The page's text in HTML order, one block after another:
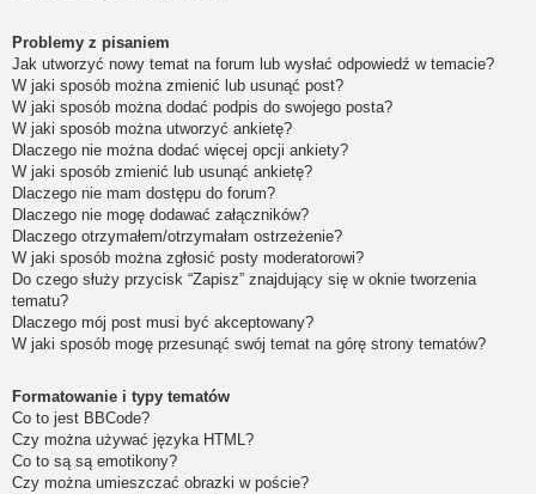
Problemy z pisaniem
Jak utworzyć nowy temat na forum lub wysłać odpowiedź w temacie?
W jaki sposób można zmienić lub usunąć post?
W jaki sposób można dodać podpis do swojego posta?
W jaki sposób można utworzyć ankietę?
Dlaczego nie można dodać więcej opcji ankiety?
W jaki sposób zmienić lub usunąć ankietę?
Dlaczego nie mam dostępu do forum?
Dlaczego nie mogę dodawać załączników?
Dlaczego otrzymałem/otrzymałam ostrzeżenie?
W jaki sposób można zgłosić posty moderatorowi?
Do czego służy przycisk “Zapisz” znajdujący się w oknie tworzenia
tematu?
Dlaczego mój post musi być akceptowany?
W jaki sposób mogę przesunąć swój temat na górę strony tematów?
Formatowanie i typy tematów
Co to jest BBCode?
Czy można używać języka HTML?
Co to są są emotikony?
Czy można umieszczać obrazki w poście?